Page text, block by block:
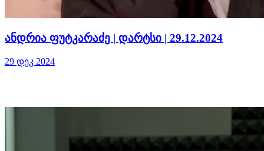
ანდრია ფუტკარაძე | დარტსი | 29.12.2024
29 დეკ 2024